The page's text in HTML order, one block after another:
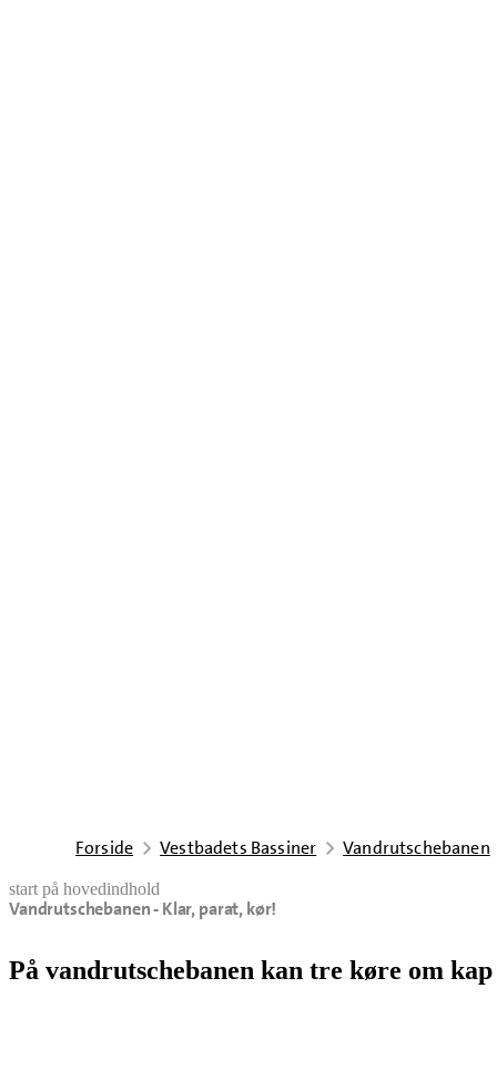
Forside Vestbadets Bassiner Vandrutschebanen
start på hovedindhold
Vandrutschebanen - Klar, parat, kør!
senest opdateret 13. januar 2025
På vandrutschebanen kan tre køre om kap